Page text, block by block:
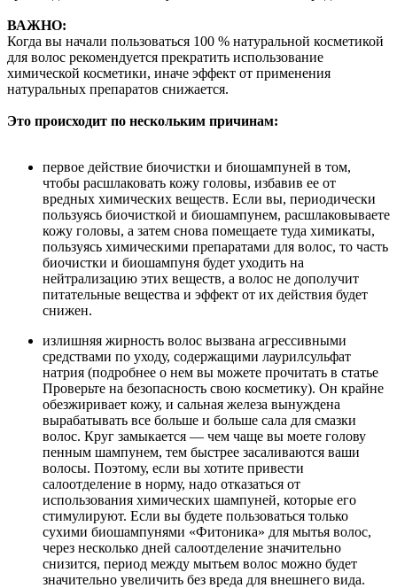
ВАЖНО:
Когда вы начали пользоваться 100 % натуральной косметикой
для волос рекомендуется прекратить использование
химической косметики, иначе эффект от применения
натуральных препаратов снижается.
Это происходит по нескольким причинам:
первое действие биочистки и биошампуней в том,
чтобы расшлаковать кожу головы, избавив ее от
вредных химических веществ. Если вы, периодически
пользуясь биочисткой и биошампунем, расшлаковываете
кожу головы, а затем снова помещаете туда химикаты,
пользуясь химическими препаратами для волос, то часть
биочистки и биошампуня будет уходить на
нейтрализацию этих веществ, а волос не дополучит
питательные вещества и эффект от их действия будет
снижен.
излишняя жирность волос вызвана агрессивными
средствами по уходу, содержащими лаурилсульфат
натрия (подробнее о нем вы можете прочитать в статье
Проверьте на безопасность свою косметику). Он крайне
обезжиривает кожу, и сальная железа вынуждена
вырабатывать все больше и больше сала для смазки
волос. Круг замыкается — чем чаще вы моете голову
пенным шампунем, тем быстрее засаливаются ваши
волосы. Поэтому, если вы хотите привести
салоотделение в норму, надо отказаться от
использования химических шампуней, которые его
стимулируют. Если вы будете пользоваться только
сухими биошампунями «Фитоника» для мытья волос,
через несколько дней салоотделение значительно
снизится, период между мытьем волос можно будет
значительно увеличить без вреда для внешнего вида.